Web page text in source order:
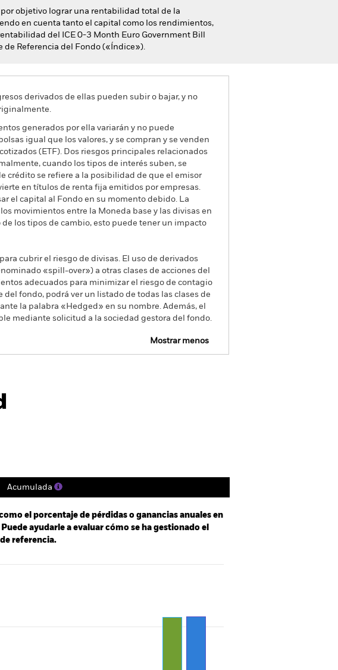
objetivo lograr una rentabilidad total de la
en cuenta tanto el capital como los rendimientos,
del ICE 0-3 Month Euro Government Bill
de Referencia del Fondo («Índice»).
derivados de ellas pueden subir o bajar, y no
generados por ella variarán y no puede
igual que los valores, y se compran y se venden
(ETF). Dos riesgos principales relacionados
cuando los tipos de interés suben, se
crédito se refiere a la posibilidad de que el emisor
en títulos de renta fija emitidos por empresas.
el capital al Fondo en su momento debido. La
movimientos entre la Moneda base y las divisas en
los tipos de cambio, esto puede tener un impacto
cubrir el riesgo de divisas. El uso de derivados
«spill-over») a otras clases de acciones del
adecuados para minimizar el riesgo de contagio
fondo, podrá ver un listado de todas las clases de
la palabra «Hedged» en su nombre. Además, el
mediante solicitud a la sociedad gestora del fondo.
Mostrar menos
Acumulada
el porcentaje de pérdidas o ganancias anuales en
ayudarle a evaluar cómo se ha gestionado el
referencia.